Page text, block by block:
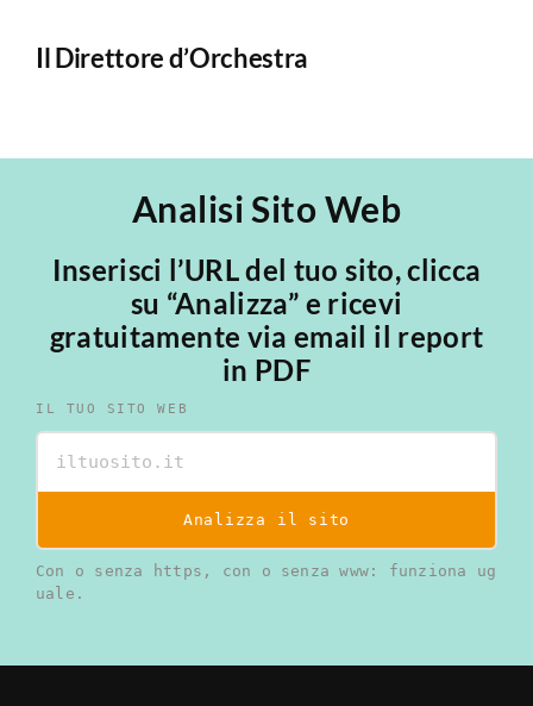
Il Direttore d’Orchestra
Analisi Sito Web
Inserisci l’URL del tuo sito, clicca
su “Analizza” e ricevi
gratuitamente via email il report
in PDF
IL TUO SITO WEB
Analizza il sito
Con o senza https, con o senza www: funziona ug
uale.